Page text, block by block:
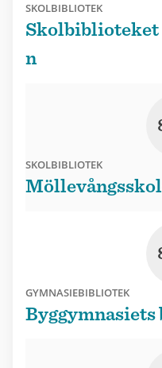
SKOLBIBLIOTEK
Skolbiblioteket
n
SKOLBIBLIOTEK
GYMNASIEBIBLIOTEK